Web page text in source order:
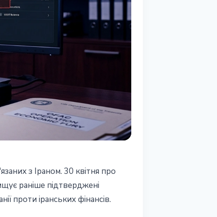
з Іраном. 30 квітня про
раніше підтверджені
проти іранських фінансів.